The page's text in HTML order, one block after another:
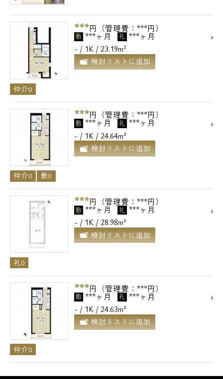
***円（管理費：***円）
敷 ***ヶ月 礼 ***ヶ月
- / 1K / 23.19m²
検討リストに追加
仲介0
***円（管理費：***円）
敷 ***ヶ月 礼 ***ヶ月
- / 1K / 24.64m²
検討リストに追加
仲介0 敷0
***円（管理費：***円）
敷 ***ヶ月 礼 ***ヶ月
- / 1K / 28.98m²
検討リストに追加
礼0
***円（管理費：***円）
敷 ***ヶ月 礼 ***ヶ月
- / 1K / 24.63m²
検討リストに追加
仲介0